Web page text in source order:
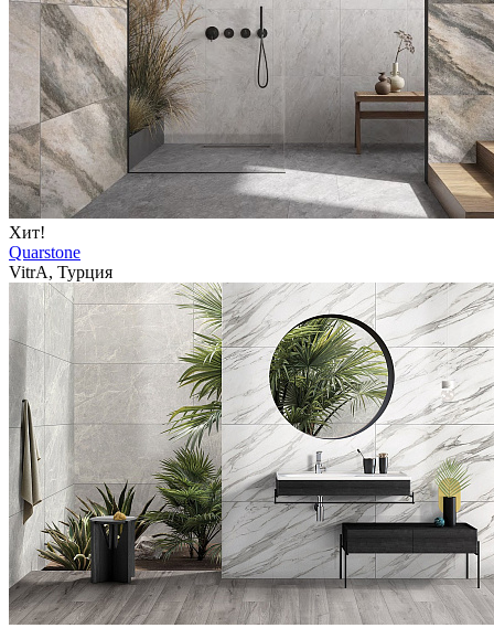
Хит!
Quarstone
VitrA, Турция